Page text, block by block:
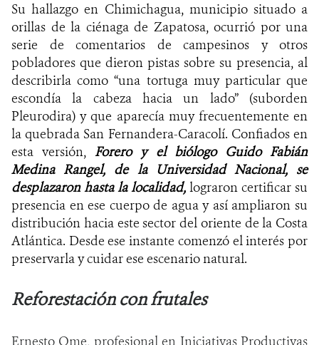
Su hallazgo en Chimichagua, municipio situado a
orillas de la ciénaga de Zapatosa, ocurrió por una
serie de comentarios de campesinos y otros
pobladores que dieron pistas sobre su presencia, al
describirla como “una tortuga muy particular que
escondía la cabeza hacia un lado” (suborden
Pleurodira) y que aparecía muy frecuentemente en
la quebrada San Fernandera-Caracolí. Confiados en
esta versión, Forero y el biólogo Guido Fabián
Medina Rangel, de la Universidad Nacional, se
desplazaron hasta la localidad, lograron certificar su
presencia en ese cuerpo de agua y así ampliaron su
distribución hacia este sector del oriente de la Costa
Atlántica. Desde ese instante comenzó el interés por
preservarla y cuidar ese escenario natural.
Reforestación con frutales
Ernesto Ome, profesional en Iniciativas Productivas